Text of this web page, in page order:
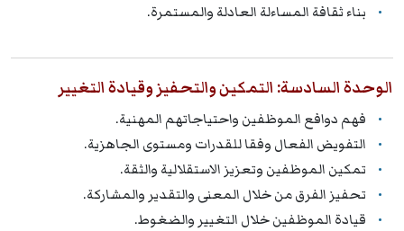
بناء ثقافة المساءلة العادلة والمستمرة.
الوحدة السادسة: التمكين والتحفيز وقيادة التغيير
فهم دوافع الموظفين واحتياجاتهم المهنية.
التفويض الفعال وفقا للقدرات ومستوى الجاهزية.
تمكين الموظفين وتعزيز الاستقلالية والثقة.
تحفيز الفرق من خلال المعنى والتقدير والمشاركة.
قيادة الموظفين خلال التغيير والضغوط.